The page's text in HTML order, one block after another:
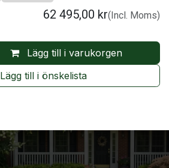
Lägg till i varukorgen
Lägg till i önskelista
62 495,00 kr(Incl. Moms)